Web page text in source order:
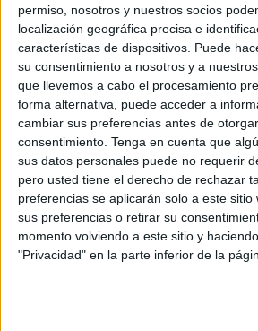
permiso, nosotros y nuestros socios
localización geográfica precisa e
características de dispositivos. Puede
su consentimiento a nosotros y a
que llevemos a cabo el procesamiento
forma alternativa, puede acceder a
cambiar sus preferencias antes de
consentimiento. Tenga en cuenta que
sus datos personales puede no requerir
pero usted tiene el derecho de rechazar
preferencias se aplicarán solo a este sitio
sus preferencias o retirar su
momento volviendo a este sitio y
"Privacidad" en la parte inferior de la